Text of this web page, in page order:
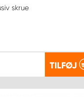
skrue
TILFØJ